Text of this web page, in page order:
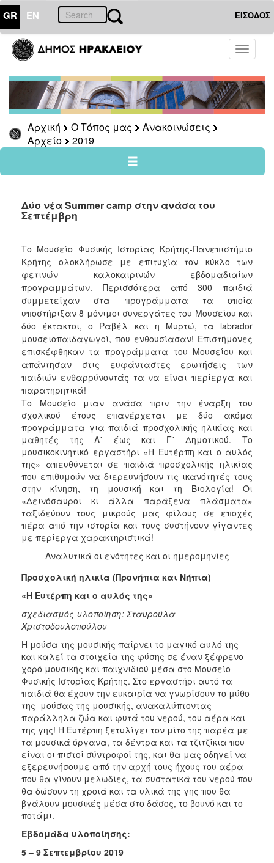
GR EN ΕΙΣΟΔΟΣ
Toggle
Αρχική Ο Τόπος μας
Ανακοινώσεις
Αρχείο
2019
ΤΟΠΟΣ
ΜΑΣ
Ανακοινώσεις
Αρχείο
2026
2025
2021
2019
2018
2017
2016
2015
2012
2011
ΔΗΜΟΣ
ΠΟΛΙΤΙΣΜΟΣ
ΑΝΘΕΚΤΙΚΗ
Δύο νέα Summer camp στην ανάσα του
Σεπτέμβρη
Το Μουσείο Φυσικής Ιστορίας Κρήτης-Πανεπιστήμιο
Κρήτης ολοκλήρωσε με επιτυχία τον κύκλο των
φετινών καλοκαιρινών εβδομαδιαίων
προγραμμάτων. Περισσότερα από 300 παιδιά
συμμετείχαν στα προγράμματα τα οποία
υποστήριξαν 8 μόνιμοι συνεργάτες του Μουσείου και
δύο έκτακτοι, ο Ραβέλ και η Μυρτώ, τα labrador
μουσειοπαιδαγωγοί, που ενθουσίασαν! Επιστήμονες
επισκέφθηκαν τα προγράμματα του Μουσείου και
απάντησαν στις ευφάνταστες ερωτήσεις των
παιδιών ενθαρρύνοντάς τα να είναι περίεργα και
παρατηρητικά!
Το Μουσείο μιαν ανάσα πριν την έναρξη του
σχολικού έτους επανέρχεται με δύο ακόμα
προγράμματα για παιδιά προσχολικής ηλικίας και
μαθητές της Α΄ έως και Γ΄ Δημοτικού. Το
μουσικοκινητικό εργαστήρι «Η Ευτέρπη και ο αυλός
της» απευθύνεται σε παιδιά προσχολικής ηλικίας
που επιθυμούν να διερευνήσουν τις ικανότητές τους
στην κίνηση, τη μουσική και τη Βιολογία! Οι
«Δεινόσαυροι κι άλλα παράξενα πλάσματα»
ταξιδεύουν τους μικρούς μας φίλους σε εποχές
πέρα από την ιστορία και τους συστήνουν γίγαντες
με περίεργα χαρακτηριστικά!
Αναλυτικά οι ενότητες και οι ημερομηνίες
Προσχολική ηλικία (Προνήπια και Νήπια)
«Η Ευτέρπη και ο αυλός της»
σχεδιασμός-υλοποίηση: Σταυρούλα
Χριστοδουλοπούλου
Η μούσα της μουσικής παίρνει το μαγικό αυλό της
και καλεί τα στοιχεία της φύσης σε έναν ξέφρενο
χορό μουσικής και παιχνιδιού μέσα στο Μουσείο
Φυσικής Ιστορίας Κρήτης. Στο εργαστήρι αυτό τα
παιδιά θα έχουν την ευκαιρία να γνωρίσουν το μύθο
της μούσας της μουσικής, ανακαλύπτοντας
παράλληλα ζώα και φυτά του νερού, του αέρα και
της γης! Η Ευτέρπη ξετυλίγει τον μίτο της παρέα με
τα μουσικά όργανα, τα δέντρα και τα τζιτζίκια που
είναι οι πιστοί σύντροφοί της, και θα μας οδηγεί να
εξερευνήσουμε από την αρχή τους ήχους του αέρα
που θα γίνουν μελωδίες, τα συστατικά του νερού που
θα δώσουν τη χροιά και τα υλικά της γης που θα
βγάλουν μουσικές μέσα στο δάσος, το βουνό και το
ποτάμι.
Εβδομάδα υλοποίησης:
5 – 9 Σεπτεμβρίου 2019